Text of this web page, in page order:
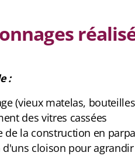
:
(vieux matelas,
des vitres cassées
de la construction en
cloison pour